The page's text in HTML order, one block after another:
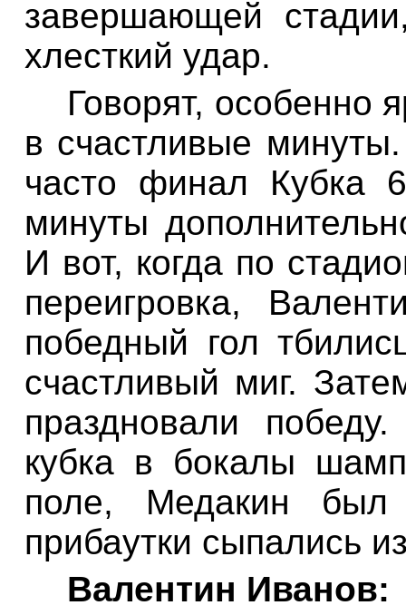
завершающей
хлесткий удар.
Говорят, особенно
в счастливые
часто финал Кубка
минуты
И вот, когда по
переигровка,
победный гол
счастливый миг.
праздновали
кубка в бокалы
поле, Медакин был
прибаутки сыпались
Валентин Иванов: